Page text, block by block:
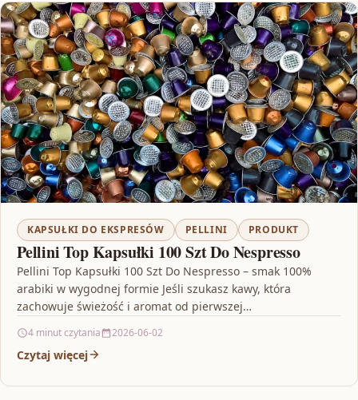
KAPSUŁKI DO EKSPRESÓW PELLINI PRODUKT
Pellini Top Kapsułki 100 Szt Do Nespresso
Pellini Top Kapsułki 100 Szt Do Nespresso – smak 100%
arabiki w wygodnej formie Jeśli szukasz kawy, która
zachowuje świeżość i aromat od pierwszej…
4 minut czytania 2026-06-02
Czytaj więcej